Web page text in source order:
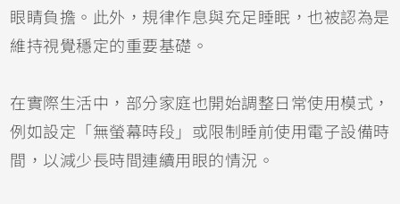
眼睛負擔。此外，規律作息與充足睡眠，也被認為是
維持視覺穩定的重要基礎。
在實際生活中，部分家庭也開始調整日常使用模式，
例如設定「無螢幕時段」或限制睡前使用電子設備時
間，以減少長時間連續用眼的情況。